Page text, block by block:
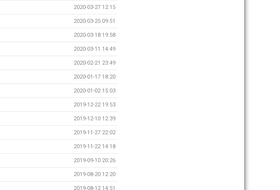
2020-03-27 12:15
2020-03-25 09:51
2020-03-18 19:58
2020-03-11 14:49
2020-02-21 23:49
2020-01-17 18:20
2020-01-02 15:03
2019-12-22 19:53
2019-12-10 12:39
2019-11-27 22:02
2019-11-22 14:18
2019-09-10 20:26
2019-08-20 12:20
2019-08-12 14:51